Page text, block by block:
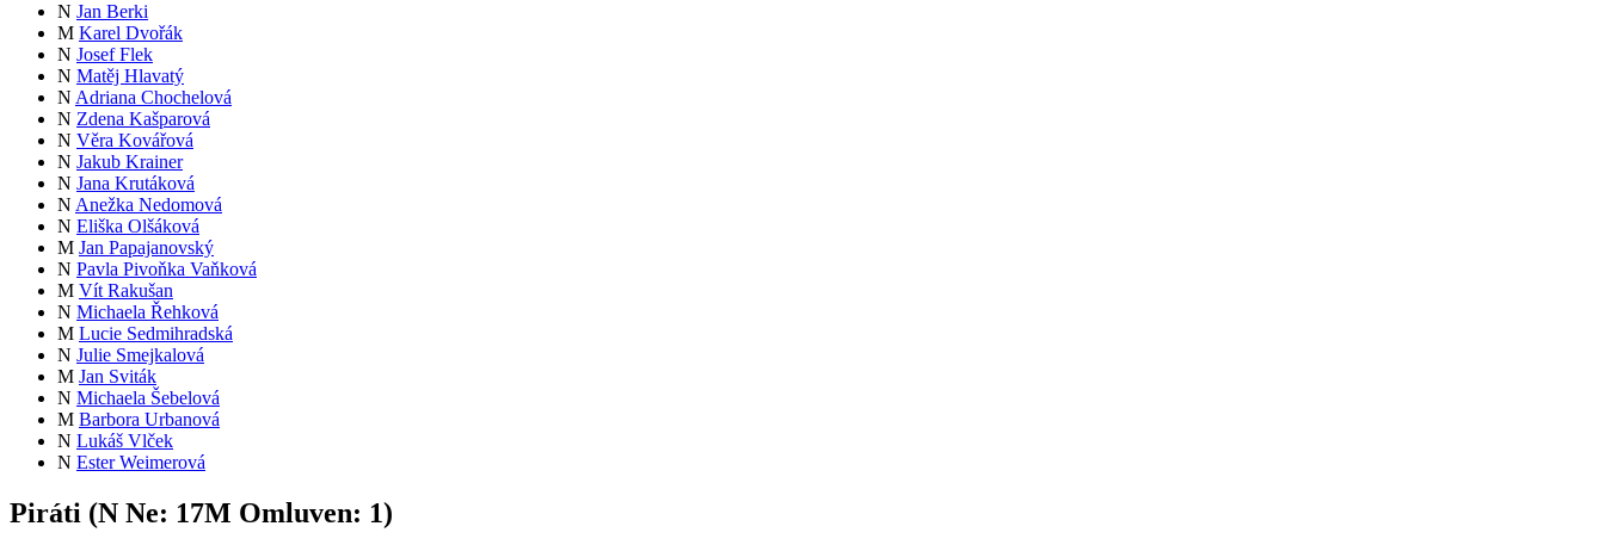
N Jan Berki
M Karel Dvořák
N Josef Flek
N Matěj Hlavatý
N Adriana Chochelová
N Zdena Kašparová
N Věra Kovářová
N Jakub Krainer
N Jana Krutáková
N Anežka Nedomová
N Eliška Olšáková
M Jan Papajanovský
N Pavla Pivoňka Vaňková
M Vít Rakušan
N Michaela Řehková
M Lucie Sedmihradská
N Julie Smejkalová
M Jan Sviták
N Michaela Šebelová
M Barbora Urbanová
N Lukáš Vlček
N Ester Weimerová
Piráti (N Ne: 17M Omluven: 1)